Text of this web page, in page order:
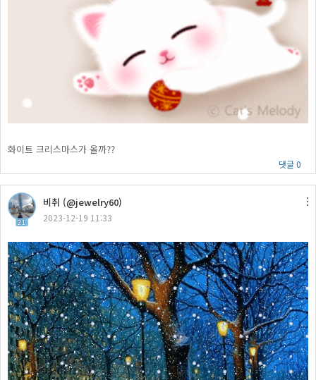
화이트 크리스마스가 올까??
댓글 0
21
비취 (@jewelry60)
2023-12-19 11:33